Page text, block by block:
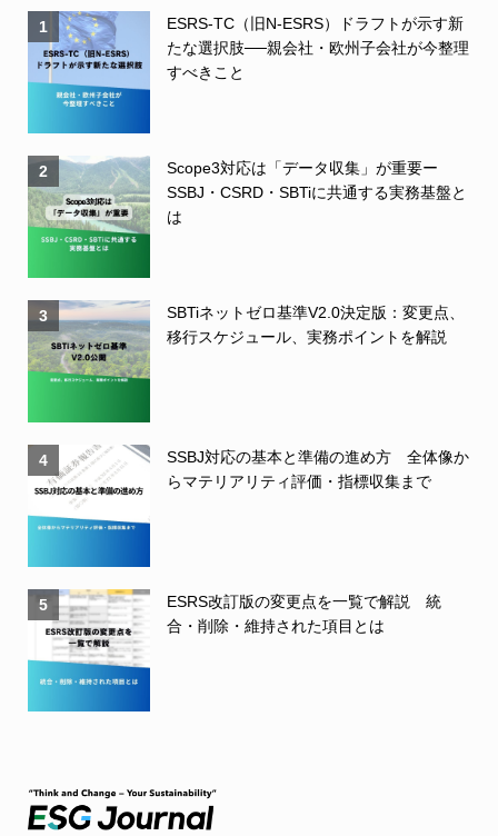
1
ESRS-TC（旧N-ESRS）ドラフトが示す新
たな選択肢──親会社・欧州子会社が今整理
すべきこと
2
Scope3対応は「データ収集」が重要ー
SSBJ・CSRD・SBTiに共通する実務基盤と
は
3
SBTiネットゼロ基準V2.0決定版：変更点、
移行スケジュール、実務ポイントを解説
4
SSBJ対応の基本と準備の進め方 全体像か
らマテリアリティ評価・指標収集まで
5
ESRS改訂版の変更点を一覧で解説 統
合・削除・維持された項目とは